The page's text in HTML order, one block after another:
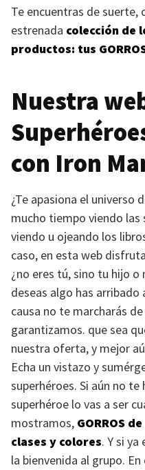
Te encuentras de suerte,
estrenada colección de
productos: tus
Nuestra
con Iron
¿Te apasiona el universo
mucho tiempo viendo las
viendo u ojeando los
caso, en esta web
¿no eres tú, sino tu hijo o
deseas algo has arribado
causa no te marcharás
garantizamos. que sea
nuestra oferta, y mejor
Echa un vistazo y
superhéroes. Si aún no
superhéroe lo vas a ser
mostramos, GORROS
clases y colores. Y si
la bienvenida al grupo.